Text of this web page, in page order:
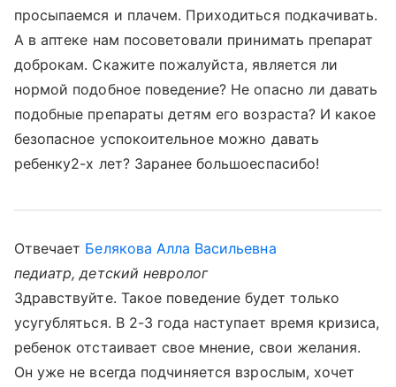
просыпаемся и плачем. Приходиться подкачивать.
А в аптеке нам посоветовали принимать препарат
доброкам. Скажите пожалуйста, является ли
нормой подобное поведение? Не опасно ли давать
подобные препараты детям его возраста? И какое
безопасное успокоительное можно давать
ребенку2-х лет? Заранее большоеспасибо!
Отвечает Белякова Алла Васильевна
педиатр, детский невролог
Здравствуйте. Такое поведение будет только
усугубляться. В 2-3 года наступает время кризиса,
ребенок отстаивает свое мнение, свои желания.
Он уже не всегда подчиняется взрослым, хочет